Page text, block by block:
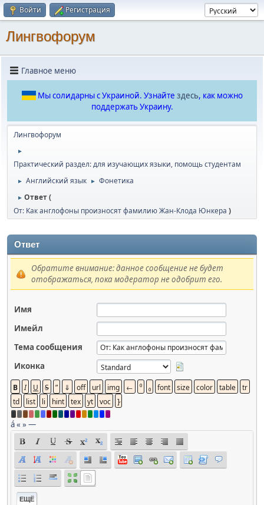
Войти Регистрация
Лингвофорум
Главное меню
Мы солидарны с Украиной. Узнайте здесь, как можно
поддержать Украину.
Лингвофорум
►
Практический раздел: для изучающих языки, помощь студентам
► Английский язык ► Фонетика
► Ответ (
От: Как англофоны произносят фамилию Жан-Клода Юнкера )
Ответ
Обратите внимание: данное сообщение не будет
отображаться, пока модератор не одобрит его.
Имя
Имейл
Тема сообщения
Иконка
á« »—
ЕЩЁ